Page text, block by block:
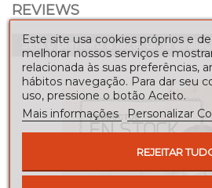
REVIEWS
Seja o primeiro a fazer uma
Este site usa cookies próprios e
melhorar nossos serviços e
relacionada às suas preferências,
hábitos navegação. Para dar seu
uso, pressione o botão Aceito.
Mais informações Personalizar
REJEITAR